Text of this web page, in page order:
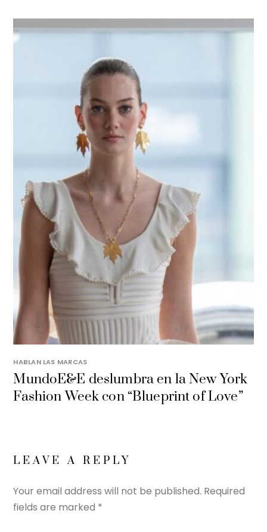
HABLAN LAS MARCAS
MundoE&E deslumbra en la New York
Fashion Week con “Blueprint of Love”
LEAVE A REPLY
Your email address will not be published. Required
fields are marked *